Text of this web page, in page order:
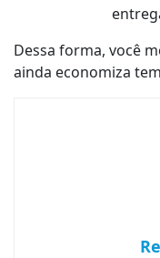
Dessa forma, você
ainda economiza